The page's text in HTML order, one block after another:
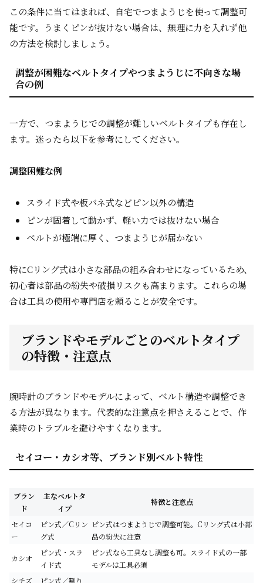
この条件に当てはまれば、自宅でつまようじを使って調整可
能です。うまくピンが抜けない場合は、無理に力を入れず他
の方法を検討しましょう。
調整が困難なベルトタイプやつまようじに不向きな場
合の例
一方で、つまようじでの調整が難しいベルトタイプも存在し
ます。迷ったら以下を参考にしてください。
調整困難な例
スライド式や板バネ式などピン以外の構造
ピンが固着して動かず、軽い力では抜けない場合
ベルトが極端に厚く、つまようじが届かない
特にCリング式は小さな部品の組み合わせになっているため、
初心者は部品の紛失や破損リスクも高まります。これらの場
合は工具の使用や専門店を頼ることが安全です。
ブランドやモデルごとのベルトタイプ
の特徴・注意点
腕時計のブランドやモデルによって、ベルト構造や調整でき
る方法が異なります。代表的な注意点を押さえることで、作
業時のトラブルを避けやすくなります。
セイコー・カシオ等、ブランド別ベルト特性
ブラン
ド
主なベルトタ
イプ
特徴と注意点
セイコ
ー
ピン式／Cリン
グ式
ピン式はつまようじで調整可能。Cリング式は小部
品の紛失に注意
カシオ
ピン式・スラ
イド式
ピン式なら工具なし調整も可。スライド式の一部
モデルは工具必須
シチズ
ピン式／割り